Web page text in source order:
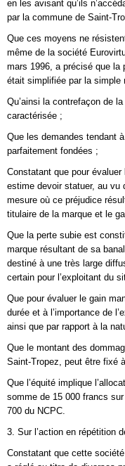
en les avisant qu’ils
par la commune de Saint-
Que ces moyens ne
même de la société
mars 1996, a précisé que la
était simplifiée par la simple
Qu’ainsi la contrefaçon de
caractérisée ;
Que les demandes tendant
parfaitement fondées ;
Constatant que pour
estime devoir statuer, au
mesure où ce préjudice
titulaire de la marque et le
Que la perte subie est
marque résultant de sa
destiné à une très large
certain pour l’exploitant du
Que pour évaluer le gain
durée et à l’importance de
ainsi que par rapport à la
Que le montant des
Saint-Tropez, peut être fixé
Que l’équité implique
somme de 15 000 francs
700 du NCPC.
3. Sur l’action en répétition
Constatant que cette